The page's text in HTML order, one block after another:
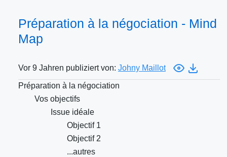
Préparation à la négociation - Mind
Map
Vor 9 Jahren publiziert von: Johny Maillot
Préparation à la négociation
Vos objectifs
Issue idéale
Objectif 1
Objectif 2
...autres